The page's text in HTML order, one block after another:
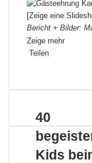
[Zeige eine
Bericht + Bilder:
Zeige mehr
Teilen
c
o
n
e
d
n
n
e
r
e
s
a
s
A
p
p
i
e
p
e
r
u
k
e
n
4
0
b
e
40
Kids